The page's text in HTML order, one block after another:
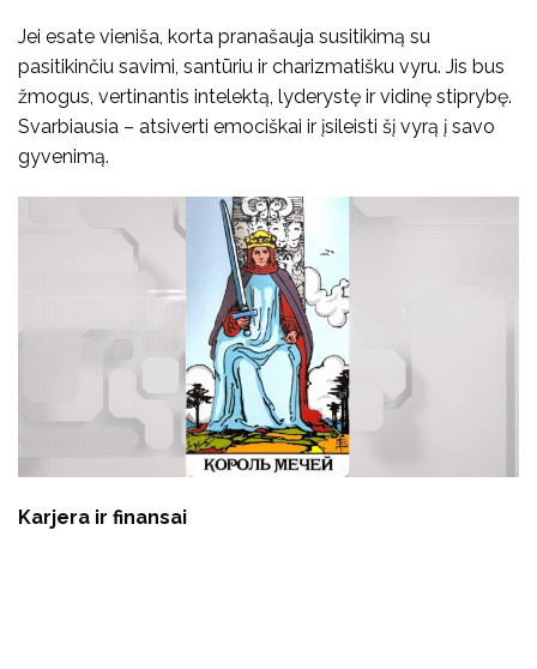
Jei esate vieniša, korta pranašauja susitikimą su
pasitikinčiu savimi, santūriu ir charizmatišku vyru. Jis bus
žmogus, vertinantis intelektą, lyderystę ir vidinę stiprybę.
Svarbiausia – atsiverti emociškai ir įsileisti šį vyrą į savo
gyvenimą.
Karjera ir finansai